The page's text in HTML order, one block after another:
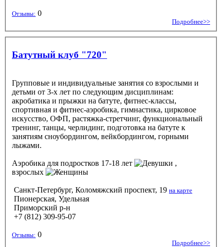
Отзывы: 0
Подробнее>>
Батутный клуб "720"
Групповые и индивидуальные занятия со взрослыми и
детьми от 3-х лет по следующим дисциплинам:
акробатика и прыжки на батуте, фитнес-классы,
спортивная и фитнес-аэробика, гимнастика, цирковое
искусство, ОФП, растяжка-стретчинг, функциональный
тренинг, танцы, черлидинг, подготовка на батуте к
занятиям сноубордингом, вейкбордингом, горными
лыжами.
Аэробика для подростков 17-18 лет
,
взрослых
Санкт-Петербург, Коломяжский проспект, 19 на карте
Пионерская, Удельная
Приморский р-н
+7 (812) 309-95-07
Отзывы: 0
Подробнее>>